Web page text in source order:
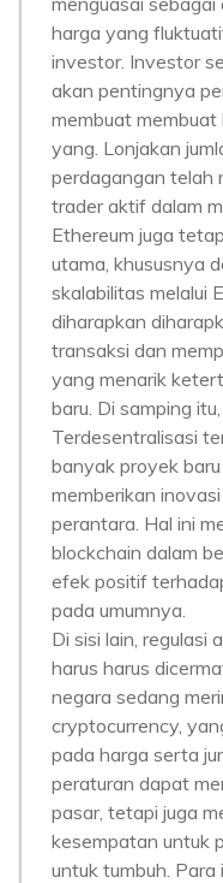
harga yang
investor. Investor
akan pentingnya
membuat
yang. Lonjakan
perdagangan telah
trader aktif dalam
Ethereum juga
utama, khususnya
skalabilitas melalui
diharapkan
transaksi dan
yang menarik
baru. Di samping
Terdesentralisasi
banyak proyek
memberikan
perantara. Hal ini
blockchain dalam
efek positif
pada umumnya.
Di sisi lain, regulasi
harus harus
negara sedang
cryptocurrency,
pada harga serta
peraturan dapat
pasar, tetapi juga
kesempatan untuk
untuk tumbuh.